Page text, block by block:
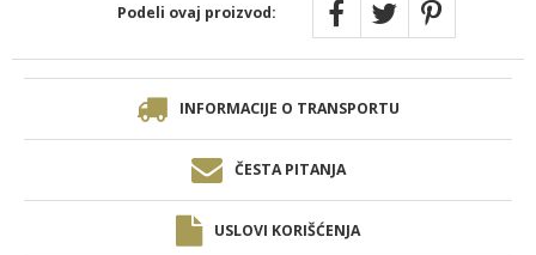
Podeli ovaj proizvod:
INFORMACIJE O TRANSPORTU
ČESTA PITANJA
USLOVI KORIŠĆENJA